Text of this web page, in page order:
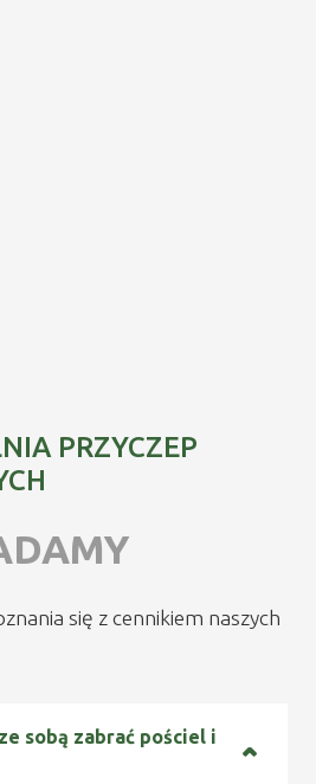
PRZYCZEP
się z cennikiem naszych
sobą zabrać pościel i